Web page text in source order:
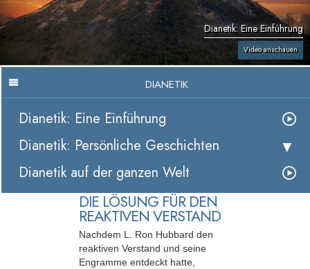
Dianetik: Eine Einführung
Video anschauen
DIANETIK
Dianetik: Eine Einführung
Dianetik: Persönliche Geschichten
Dianetik auf der ganzen Welt
DIE LÖSUNG FÜR DEN
REAKTIVEN VERSTAND
Nachdem L. Ron Hubbard den
reaktiven Verstand und seine
Engramme entdeckt hatte,